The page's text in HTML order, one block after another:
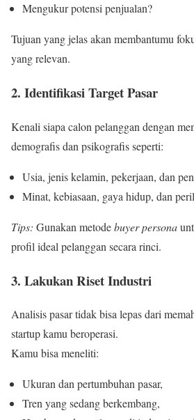
Mengukur potensi penjualan?
Tujuan yang jelas akan membantumu
yang relevan.
2. Identifikasi Target Pasar
Kenali siapa calon pelanggan dengan
demografis dan psikografis seperti:
Usia, jenis kelamin, pekerjaan, dan
Minat, kebiasaan, gaya hidup, dan
Tips: Gunakan metodebuyer persona
profil ideal pelanggan secara rinci.
3. Lakukan Riset Industri
Analisis pasar tidak bisa lepas dari
startup kamu beroperasi.
Kamu bisa meneliti:
Ukuran dan pertumbuhan pasar,
Tren yang sedang berkembang,